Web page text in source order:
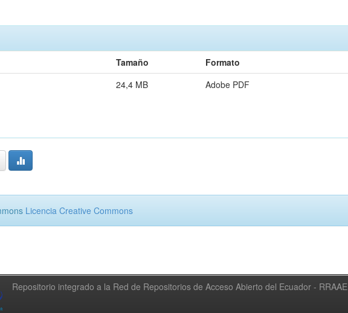
Tamaño
Formato
24,4 MB Adobe PDF
Licencia Creative Commons
Repositorio integrado a la Red de Repositorios de Acceso Abierto del Ecuador - RRAAE